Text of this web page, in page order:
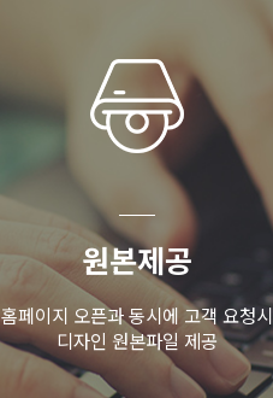
원본제공
홈페이지 오픈과 동시에 고객 요청시
디자인 원본파일 제공